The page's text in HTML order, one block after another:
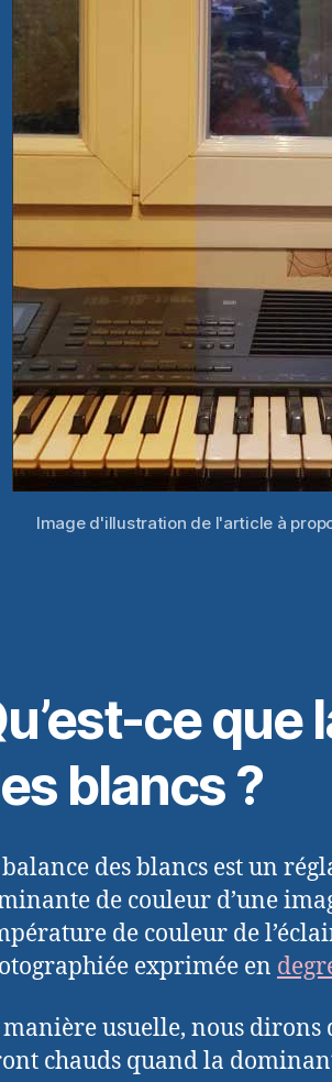
Image d'illustration de l'article à
ce que
blancs ?
des blancs est un
de couleur d’une
de couleur de
exprimée en
manière usuelle, nous dirons
chauds quand la